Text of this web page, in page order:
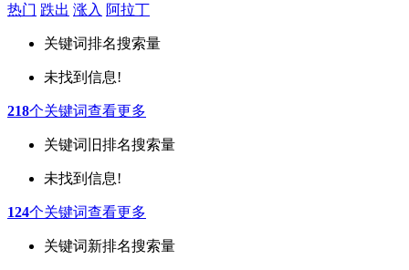
热门 跌出 涨入 阿拉丁
关键词排名搜索量
未找到信息!
218个关键词查看更多
关键词 旧排名搜索量
未找到信息!
124个关键词查看更多
关键词新排名搜索量